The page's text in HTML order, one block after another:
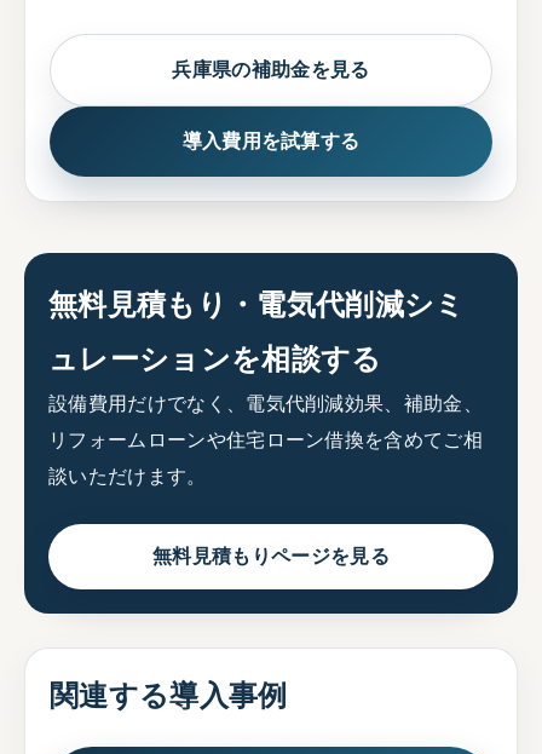
兵庫県の補助金を見る
導入費用を試算する
無料見積もり・電気代削減シミ
ュレーションを相談する
設備費用だけでなく、電気代削減効果、補助金、
リフォームローンや住宅ローン借換を含めてご相
談いただけます。
無料見積もりページを見る
関連する導入事例